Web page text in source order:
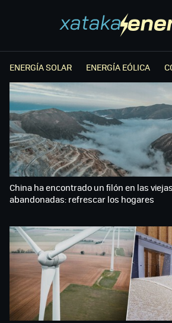
ENERGÍA SOLAR ENERGÍA EÓLICA
China ha encontrado un filón en las
abandonadas: refrescar los hogares